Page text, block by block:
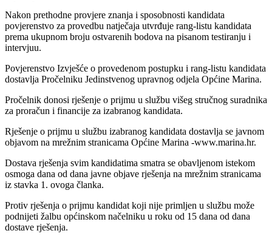
Nakon prethodne provjere znanja i sposobnosti kandidata
povjerenstvo za provedbu natječaja utvrđuje rang-listu kandidata
prema ukupnom broju ostvarenih bodova na pisanom testiranju i
intervjuu.
Povjerenstvo Izvješće o provedenom postupku i rang-listu kandidata
dostavlja Pročelniku Jedinstvenog upravnog odjela Općine Marina.
Pročelnik donosi rješenje o prijmu u službu višeg stručnog suradnika
za proračun i financije za izabranog kandidata.
Rješenje o prijmu u službu izabranog kandidata dostavlja se javnom
objavom na mrežnim stranicama Općine Marina -www.marina.hr.
Dostava rješenja svim kandidatima smatra se obavljenom istekom
osmoga dana od dana javne objave rješenja na mrežnim stranicama
iz stavka 1. ovoga članka.
Protiv rješenja o prijmu kandidat koji nije primljen u službu može
podnijeti žalbu općinskom načelniku u roku od 15 dana od dana
dostave rješenja.